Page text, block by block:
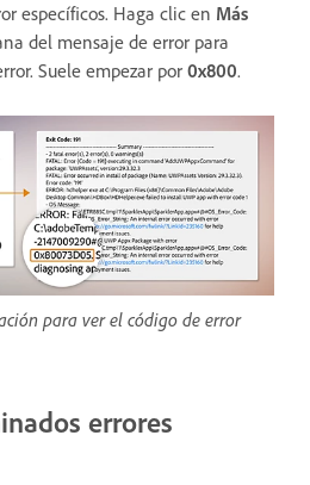
específicos. Haga clic en Más
del mensaje de error para
Suele empezar por 0x800.
para ver el código de error
errores